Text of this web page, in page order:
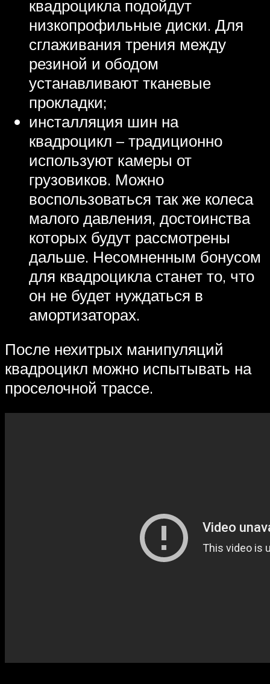
квадроцикла подойдут
низкопрофильные диски. Для
сглаживания трения между
резиной и ободом
устанавливают тканевые
прокладки;
инсталляция шин на
квадроцикл – традиционно
используют камеры от
грузовиков. Можно
воспользоваться так же колеса
малого давления, достоинства
которых будут рассмотрены
дальше. Несомненным бонусом
для квадроцикла станет то, что
он не будет нуждаться в
амортизаторах.
После нехитрых манипуляций
квадроцикл можно испытывать на
проселочной трассе.